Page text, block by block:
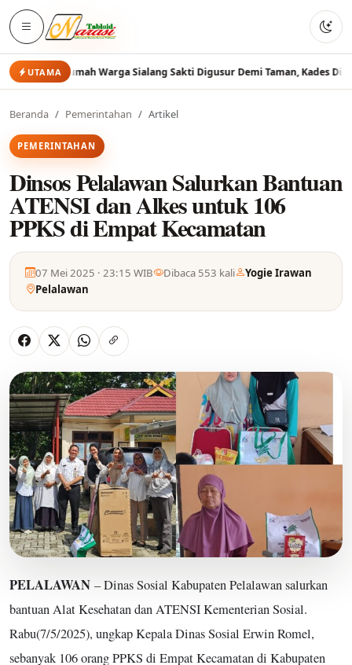
UTAMA
Warga Sialang Sakti Digusur Demi Taman, Kades Dinilai Kejar Ambisi
Beranda Pemerintahan Artikel
PEMERINTAHAN
Dinsos Pelalawan Salurkan Bantuan
ATENSI dan Alkes untuk 106
PPKS di Empat Kecamatan
07 Mei 2025 · 23:15 WIB Dibaca 553 kali
Yogie Irawan
Pelalawan
PELALAWAN – Dinas Sosial Kabupaten Pelalawan salurkan
bantuan Alat Kesehatan dan ATENSI Kementerian Sosial.
Rabu(7/5/2025), ungkap Kepala Dinas Sosial Erwin Romel,
sebanyak 106 orang PPKS di Empat Kecamatan di Kabupaten